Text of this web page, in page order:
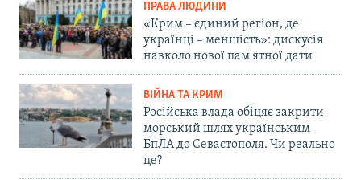
ПРАВА ЛЮДИНИ
«Крим – єдиний регіон, де
українці – меншість»: дискусія
навколо нової пам'ятної дати
ВІЙНА ТА КРИМ
Російська влада обіцяє закрити
морський шлях українським
БпЛА до Севастополя. Чи реально
це?